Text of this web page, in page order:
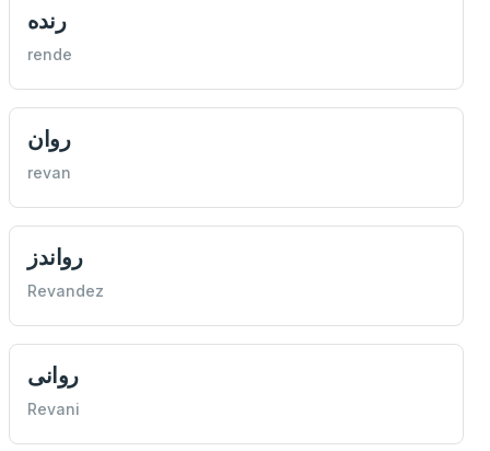
رنده
rende
روان
revan
رواندز
Revandez
روانی
Revani